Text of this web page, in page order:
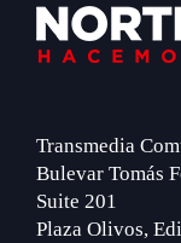
Footer
Transmedia
Bulevar Tomás
Suite 201
Plaza Olivos,